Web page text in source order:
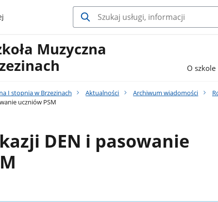
Muzyczna
O szkole
I stopnia w Brzezinach Aktualności Archiwum wiadomości
uczniów PSM
DEN i pasowanie